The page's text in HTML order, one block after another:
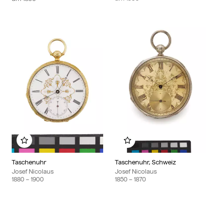
Taschenuhr
Josef Nicolaus
1880 – 1900
Zu meinem Album hinzufügen
Taschenuhr, Schweiz
Josef Nicolaus
1850 – 1870
Zu meinem Album